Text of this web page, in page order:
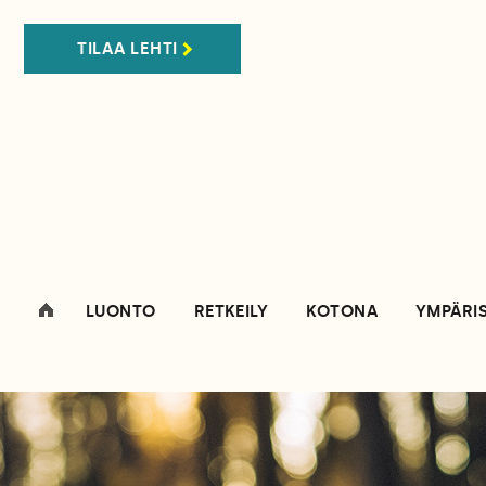
TILAA LEHTI
LUONTO RETKEILY KOTONA